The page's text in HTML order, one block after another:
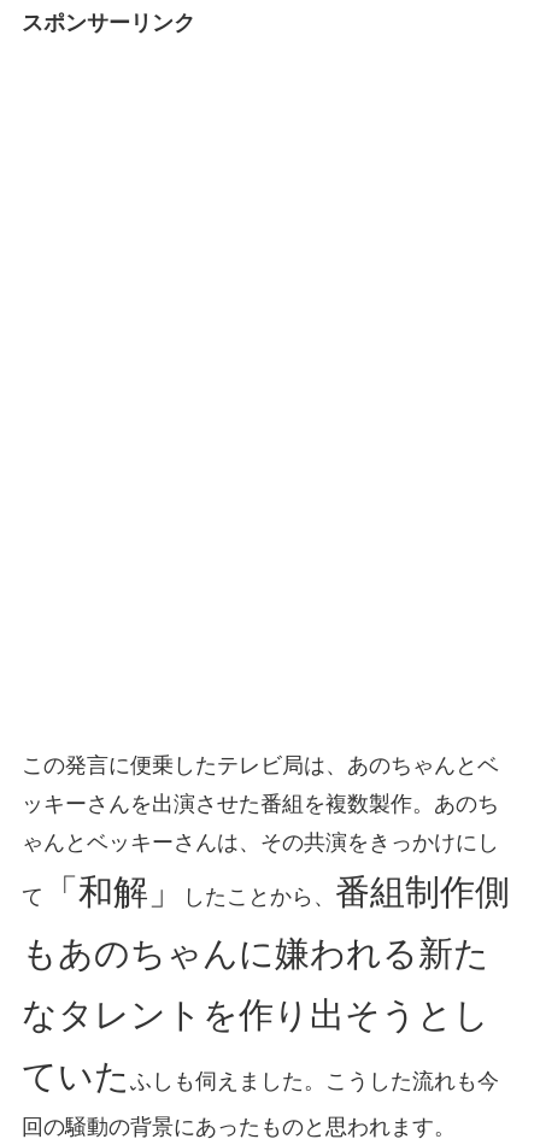
スポンサーリンク
この発言に便乗したテレビ局は、あのちゃんとベ
ッキーさんを出演させた番組を複数製作。あのち
ゃんとベッキーさんは、その共演をきっかけにし
て 「和解」 したことから、 番組制作側
もあのちゃんに嫌われる新た
なタレントを作り出そうとし
ていた ふしも伺えました。こうした流れも今
回の騒動の背景にあったものと思われます。